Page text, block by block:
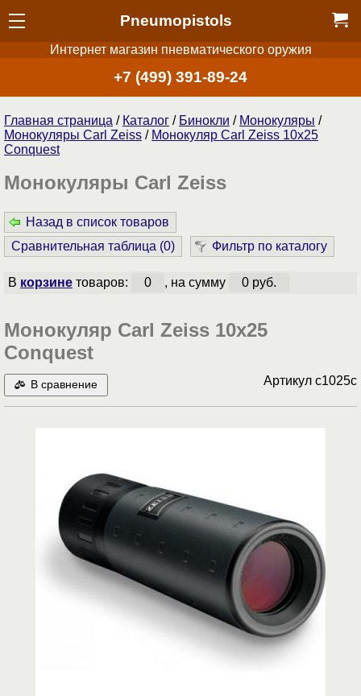
Pneumopistols
Интернет магазин пневматического оружия
+7 (499) 391-89-24
Главная страница / Каталог / Бинокли / Монокуляры /
Монокуляры Carl Zeiss / Монокуляр Carl Zeiss 10x25
Conquest
Монокуляры Carl Zeiss
Назад в список товаров
Сравнительная таблица (0) Фильтр по каталогу
В корзинетоваров: 0 , на сумму 0 руб.
Монокуляр Carl Zeiss 10x25
Conquest
В сравнение Артикул c1025c